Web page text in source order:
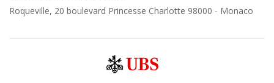
Roqueville, 20 boulevard Princesse Charlotte 98000 - Monaco